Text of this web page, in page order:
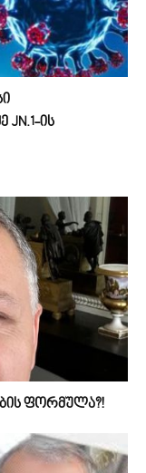
ის
ფორმულა?!